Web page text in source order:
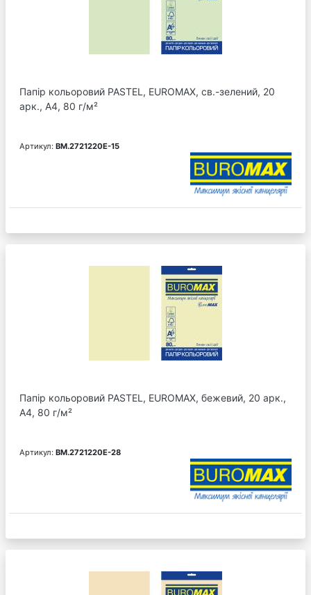
Папір кольоровий PASTEL, EUROMAX, св.-зелений, 20
арк., А4, 80 г/м²
Артикул: BM.2721220E-15
Папір кольоровий PASTEL, EUROMAX, бежевий, 20 арк.,
А4, 80 г/м²
Артикул: BM.2721220E-28